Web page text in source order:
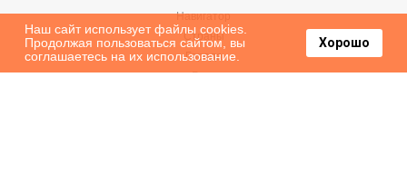
Навигатор
Страны
Города
Блог
Наш сайт использует файлы cookies.
Продолжая пользоваться сайтом, вы
соглашаетесь на их использование.
Хорошо